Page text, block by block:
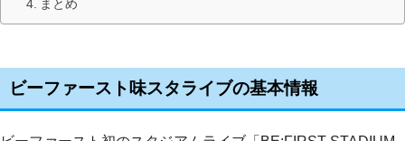
まとめ
ビーファースト味スタライブの基本情報